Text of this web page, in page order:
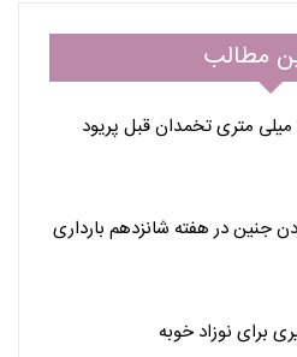
مطالب
جنین در هفته شانزدهم بارداری
برای نوزاد خوبه